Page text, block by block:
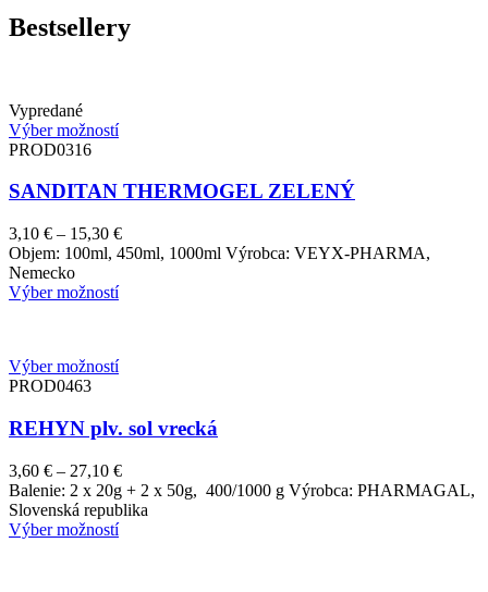
Bestsellery
Vypredané
Výber možností
PROD0316
SANDITAN THERMOGEL ZELENÝ
3,10 € – 15,30 €Price
range:
Objem: 100ml, 450ml, 1000ml Výrobca: VEYX-PHARMA,
Nemecko
Výber možností
Výber možností
PROD0463
REHYN plv. sol vrecká
3,60 € – 27,10 €Price
range:
3,60 €
Balenie: 2 x 20g + 2 x 50g, 400/1000 g Výrobca: PHARMAGAL,
Slovenská republika
Výber možností